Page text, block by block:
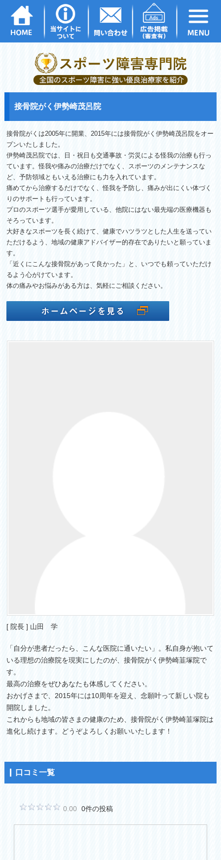
接骨院がく伊勢崎茂呂院
接骨院がくは2005年に開業、2015年には接骨院がく伊勢崎茂呂院をオー
プンいたしました。
伊勢崎茂呂院では、日・祝日も交通事故・労災による怪我の治療も行っ
ています。怪我や痛みの治療だけでなく、スポーツのメンテナンスな
ど、予防領域ともいえる治療にも力を入れています。
痛めてから治療するだけでなく、怪我を予防し、痛みが出にくい体づく
りのサポートも行っています。
プロのスポーツ選手が愛用している、他院にはない最先端の医療機器も
そろっています。
大好きなスポーツを長く続けて、健康でハツラツとした人生を送ってい
ただけるよう、地域の健康アドバイザー的存在でありたいと願っていま
す。
「近くにこんな接骨院があって良かった」と、いつでも頼っていただけ
るよう心がけています。
体の痛みやお悩みがある方は、気軽にご相談ください。
[ 院長 ] 山田 学
「自分が患者だったら、こんな医院に通いたい」。私自身が抱いて
いる理想の治療院を現実にしたのが、接骨院がく伊勢崎韮塚院で
す。
最高の治療をぜひあなたも体感してください。
おかげさまで、2015年には10周年を迎え、念願叶って新しい院も
開院しました。
これからも地域の皆さまの健康のため、接骨院がく伊勢崎韮塚院は
進化し続けます。どうぞよろしくお願いいたします！
口コミ一覧
0.00 0件の投稿